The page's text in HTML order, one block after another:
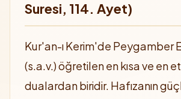
Suresi, 114. Ayet)
Kur'an-ı Kerim'de Peygamber
(s.a.v.) öğretilen en kısa ve en
dualardan biridir. Hafızanın